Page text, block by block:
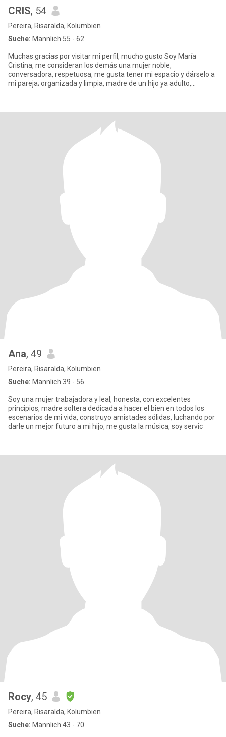
CRIS, 54
Pereira, Risaralda, Kolumbien
Suche: Männlich 55 - 62
Muchas gracias por visitar mi perfil, mucho gusto Soy María
Cristina, me consideran los demás una mujer noble,
conversadora, respetuosa, me gusta tener mi espacio y dárselo a
mi pareja; organizada y limpia, madre de un hijo ya adulto,
Ana, 49
Pereira, Risaralda, Kolumbien
Suche: Männlich 39 - 56
Soy una mujer trabajadora y leal, honesta, con excelentes
principios, madre soltera dedicada a hacer el bien en todos los
escenarios de mi vida, construyo amistades sólidas, luchando por
darle un mejor futuro a mi hijo, me gusta la música, soy servic
Rocy, 45
Pereira, Risaralda, Kolumbien
Suche: Männlich 43 - 70